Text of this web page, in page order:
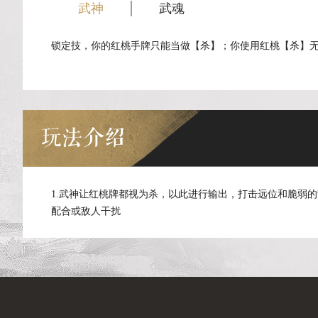
武神 武魂
锁定技，你的红桃手牌只能当做【杀】；你使用红桃【杀】
玩法介绍
1.武神让红桃牌都视为杀，以此进行输出，打击远位和脆弱
配合或敌人干扰